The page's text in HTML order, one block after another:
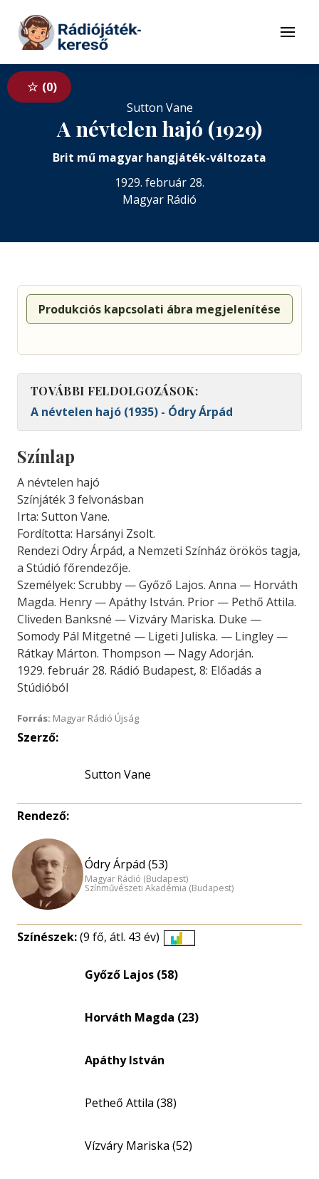
Tovább a tartalomhoz
Menü
0
Sutton Vane
A névtelen hajó (1929)
Brit mű magyar hangjáték-változata
1929. február 28.
Magyar Rádió
Produkciós kapcsolati ábra megjelenítése
TOVÁBBI FELDOLGOZÁSOK:
A névtelen hajó (1935) - Ódry Árpád
Színlap
A névtelen hajó
Színjáték 3 felvonásban
Irta: Sutton Vane.
Fordította: Harsányi Zsolt.
Rendezi Odry Árpád, a Nemzeti Színház örökös tagja,
a Stúdió főrendezője.
Személyek: Scrubby — Győző Lajos. Anna — Horváth
Magda. Henry — Apáthy István. Prior — Pethő Attila.
Cliveden Banksné — Vizváry Mariska. Duke —
Somody Pál Mitgetné — Ligeti Juliska. — Lingley —
Rátkay Márton. Thompson — Nagy Adorján.
1929. február 28. Rádió Budapest, 8: Előadás a
Stúdióból
Forrás: Magyar Rádió Újság
Szerző:
Sutton Vane
Rendező:
Ódry Árpád (53)
Magyar Rádió (Budapest)
Színművészeti Akadémia (Budapest)
Színészek:(9 fő, átl. 43 év)
Győző Lajos (58)
Horváth Magda (23)
Apáthy István
Petheő Attila (38)
Vízváry Mariska (52)